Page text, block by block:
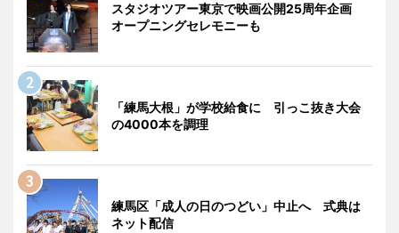
スタジオツアー東京で映画公開25周年企画
オープニングセレモニーも
「練馬大根」が学校給食に 引っこ抜き大会
の4000本を調理
練馬区「成人の日のつどい」中止へ 式典は
ネット配信